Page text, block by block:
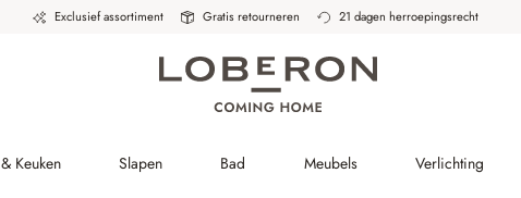
Exclusief assortiment Gratis retourneren 21 dagen herroepingsrecht
Keuken Slapen Bad Meubels Verlichting